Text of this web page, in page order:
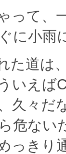
って、
に小雨
た道は
いえば
久々だ
危ない
っきり